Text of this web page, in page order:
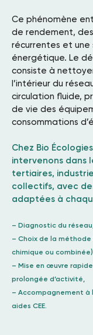
Ce phénomène
de rendement,
récurrentes et une
énergétique. Le
consiste à
l’intérieur du
circulation fluide,
de vie des
consommations
Chez Bio
intervenons dans
tertiaires,
collectifs, avec
adaptées à
– Diagnostic du
– Choix de la
chimique ou
– Mise en œuvre
prolongée d’activité,
– Accompagnement à
aides CEE.